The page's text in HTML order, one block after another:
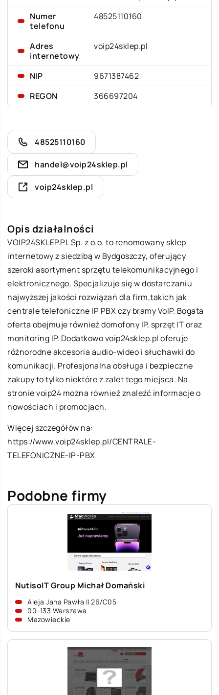
Numer
telefonu
48525110160
Adres
internetowy
voip24sklep.pl
NIP
9671387462
REGON
366697204
48525110160
handel@voip24sklep.pl
voip24sklep.pl
Opis działalności
VOIP24SKLEP.PL Sp. z o.o. to renomowany sklep
internetowy z siedzibą w Bydgoszczy, oferujący
szeroki asortyment sprzętu telekomunikacyjnego i
elektronicznego. Specjalizuje się w dostarczaniu
najwyższej jakości rozwiązań dla firm,takich jak
centrale telefoniczne IP PBX czy bramy VoIP. Bogata
oferta obejmuje również domofony IP, sprzęt IT oraz
monitoring IP. Dodatkowo voip24sklep.pl oferuje
różnorodne akcesoria audio-wideo i słuchawki do
komunikacji. Profesjonalna obsługa i bezpieczne
zakupy to tylko niektóre z zalet tego miejsca. Na
stronie voip24 można również znaleźć informacje o
nowościach i promocjach.
Więcej szczegółów na:
https://www.voip24sklep.pl/CENTRALE-
TELEFONICZNE-IP-PBX
Podobne firmy
NutisoIT Group Michał Domański
Aleja Jana Pawła II 26/C05
00-133 Warszawa
Mazowieckie